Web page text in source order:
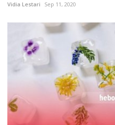
Vidia Lestari Sep 11, 2020